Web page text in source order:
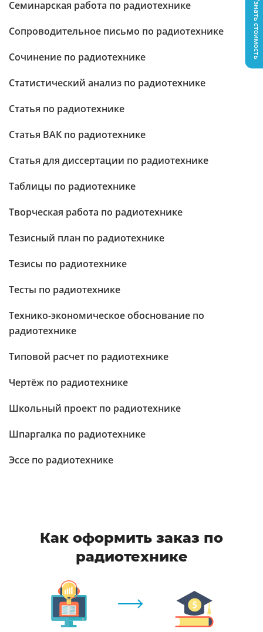
Семинарская работа по радиотехнике
Сопроводительное письмо по радиотехнике
Сочинение по радиотехнике
Статистический анализ по радиотехнике
Статья по радиотехнике
Статья ВАК по радиотехнике
Статья для диссертации по радиотехнике
Таблицы по радиотехнике
Творческая работа по радиотехнике
Тезисный план по радиотехнике
Тезисы по радиотехнике
Тесты по радиотехнике
Технико-экономическое обоснование по
радиотехнике
Типовой расчет по радиотехнике
Чертёж по радиотехнике
Школьный проект по радиотехнике
Шпаргалка по радиотехнике
Эссе по радиотехнике
Как оформить заказ по
радиотехнике
Узнать стоимость